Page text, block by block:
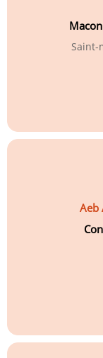
Saint-
Aeb